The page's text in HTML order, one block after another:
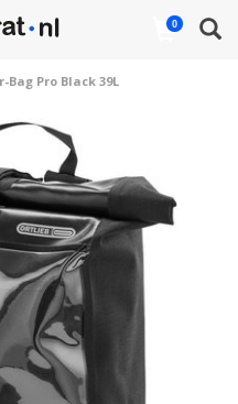
0
Pro Black 39L